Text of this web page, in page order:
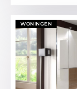
WONINGEN